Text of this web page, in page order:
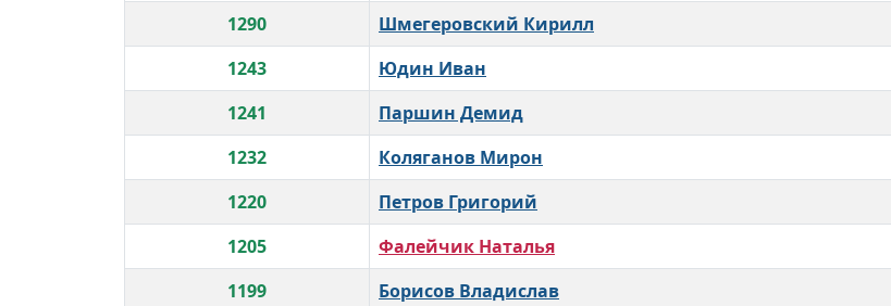
1290
Шмегеровский Кирилл
1243
Юдин Иван
1241
Паршин Демид
1232
Коляганов Мирон
1220
Петров Григорий
1205
Фалейчик Наталья
1199
Борисов Владислав